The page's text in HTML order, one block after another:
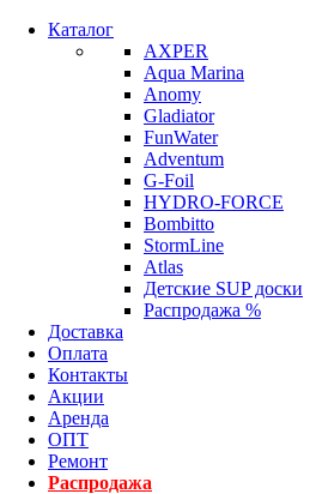
Каталог
AXPER
Aqua Marina
Anomy
Gladiator
FunWater
Adventum
G-Foil
HYDRO-FORCE
Bombitto
StormLine
Atlas
Детские SUP доски
Распродажа %
Доставка
Оплата
Контакты
Акции
Аренда
ОПТ
Ремонт
Распродажа